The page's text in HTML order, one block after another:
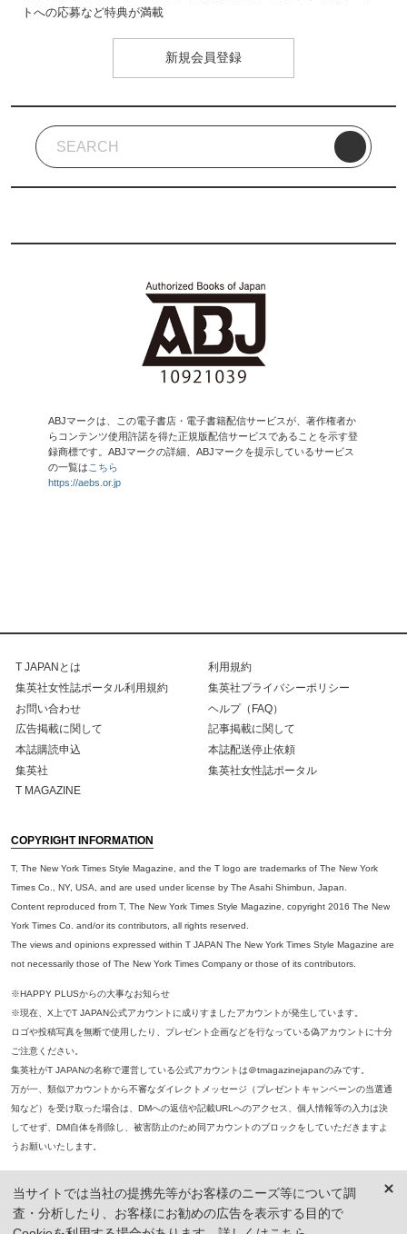
トへの応募など特典が満載
新規会員登録
ABJマークは、この電子書店・電子書籍配信サービスが、著作権者か
らコンテンツ使用許諾を得た正規版配信サービスであることを示す登
録商標です。ABJマークの詳細、ABJマークを提示しているサービス
の一覧はこちら
https://aebs.or.jp
T JAPANとは
利用規約
集英社女性誌ポータル利用規約
集英社プライバシーポリシー
お問い合わせ
ヘルプ（FAQ）
広告掲載に関して
記事掲載に関して
本誌購読申込
本誌配送停止依頼
集英社
集英社女性誌ポータル
T MAGAZINE
COPYRIGHT INFORMATION
T, The New York Times Style Magazine, and the T logo are trademarks of The New York
Times Co., NY, USA, and are used under license by The Asahi Shimbun, Japan.
Content reproduced from T, The New York Times Style Magazine, copyright 2016 The New
York Times Co. and/or its contributors, all rights reserved.
The views and opinions expressed within T JAPAN The New York Times Style Magazine are
not necessarily those of The New York Times Company or those of its contributors.
※HAPPY PLUSからの大事なお知らせ
※現在、X上でT JAPAN公式アカウントに成りすましたアカウントが発生しています。
ロゴや投稿写真を無断で使用したり、プレゼント企画などを行なっている偽アカウントに十分
ご注意ください。
集英社がT JAPANの名称で運営している公式アカウントは＠tmagazinejapanのみです。
万が一、類似アカウントから不審なダイレクトメッセージ（プレゼントキャンペーンの当選通
知など）を受け取った場合は、DMへの返信や記載URLへのアクセス、個人情報等の入力は決
してせず、DM自体を削除し、被害防止のため同アカウントのブロックをしていただきますよ
うお願いいたします。
※ 掲載商品の価格は、特に記載がないかぎり、「税込価格」で表示しています。ただし、2021年3月18日以前に公開し
た記事については「本体価格（税抜）」での表示となり、 掲載価格には消費税が含まれておりませんのでご注意くだ
当サイトでは当社の提携先等がお客様のニーズ等について調
査・分析したり、お客様にお勧めの広告を表示する目的で